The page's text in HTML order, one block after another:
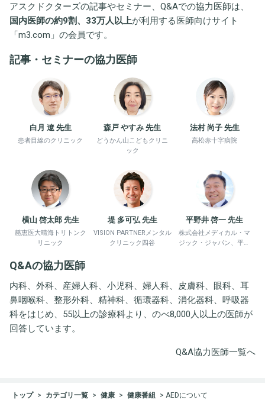
アスクドクターズの記事やセミナー、Q&Aでの協力医師は、
国内医師の約9割、33万人以上が利用する医師向けサイト
「m3.com 」の会員です。
記事・セミナーの協力医師
白月 遼 先生
患者目線のクリニック
森戸 やすみ 先生
どうかん山こどもクリニ
ック
法村 尚子 先生
高松赤十字病院
横山 啓太郎 先生
慈恵医大晴海トリトンク
リニック
堤 多可弘 先生
VISION PARTNERメンタル
クリニック四谷
平野井 啓一 先生
株式会社メディカル・マ
ジック・ジャパン、平野
Q&Aの協力医師
内科、外科、産婦人科、小児科、婦人科、皮膚科、眼科、耳
鼻咽喉科、整形外科、精神科、循環器科、消化器科、呼吸器
科をはじめ、55以上の診療科より、のべ8,000人以上の医師が
回答しています。
Q&A協力医師一覧へ
トップ カテゴリ一覧 健康 健康番組 AEDについて